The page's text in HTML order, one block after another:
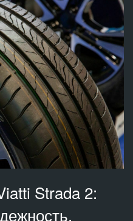
Strada 2: